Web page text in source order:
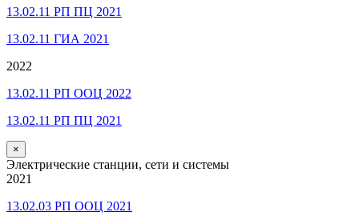
13.02.11 РП ПЦ 2021
13.02.11 ГИА 2021
2022
13.02.11 РП ООЦ 2022
13.02.11 РП ПЦ 2021
×
Электрические станции, сети и системы
2021
13.02.03 РП ООЦ 2021